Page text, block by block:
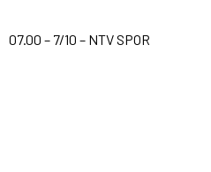
07.00 – 7/10 – NTV SPOR